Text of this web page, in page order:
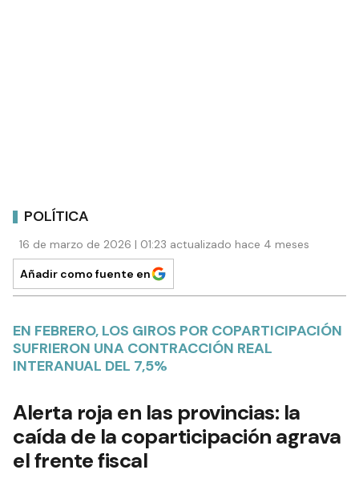
POLÍTICA
16 de marzo de 2026 | 01:23 actualizado hace 4 meses
Añadir como fuente en
EN FEBRERO, LOS GIROS POR COPARTICIPACIÓN
SUFRIERON UNA CONTRACCIÓN REAL
INTERANUAL DEL 7,5%
Alerta roja en las provincias: la
caída de la coparticipación agrava
el frente fiscal